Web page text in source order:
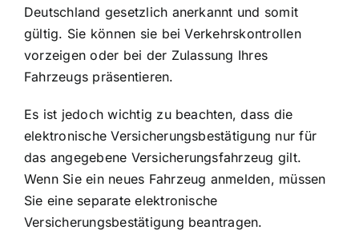
Deutschland gesetzlich anerkannt und somit
gültig. Sie können sie bei Verkehrskontrollen
vorzeigen oder bei der Zulassung Ihres
Fahrzeugs präsentieren.
Es ist jedoch wichtig zu beachten, dass die
elektronische Versicherungsbestätigung nur für
das angegebene Versicherungsfahrzeug gilt.
Wenn Sie ein neues Fahrzeug anmelden, müssen
Sie eine separate elektronische
Versicherungsbestätigung beantragen.